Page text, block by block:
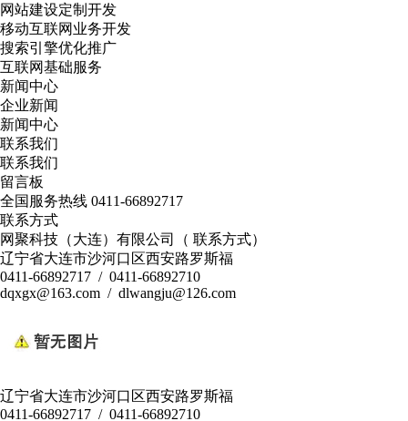
网站建设定制开发
移动互联网业务开发
搜索引擎优化推广
互联网基础服务
新闻中心
企业新闻
新闻中心
联系我们
联系我们
留言板
全国服务热线 0411-66892717
联系方式
网聚科技（大连）有限公司（ 联系方式）
辽宁省大连市沙河口区西安路罗斯福
0411-66892717 / 0411-66892710
dqxgx@163.com / dlwangju@126.com
辽宁省大连市沙河口区西安路罗斯福
0411-66892717 / 0411-66892710